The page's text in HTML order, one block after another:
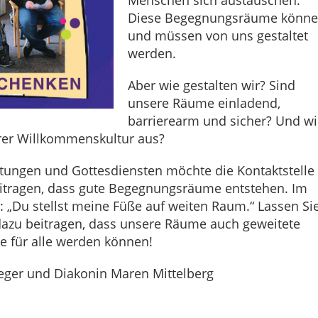
Diese Begegnungsräume
und müssen von uns gestaltet
werden.
Aber wie gestalten wir? Sind
unsere Räume einladend,
barrierearm und sicher? Und
Willkommenskultur aus?
und Gottesdiensten möchte die Kontaktstelle
dass gute Begegnungsräume entstehen. Im
stellst meine Füße auf weiten Raum.“ Lassen
beitragen, dass unsere Räume auch geweitete
für alle werden können!
und Diakonin Maren Mittelberg